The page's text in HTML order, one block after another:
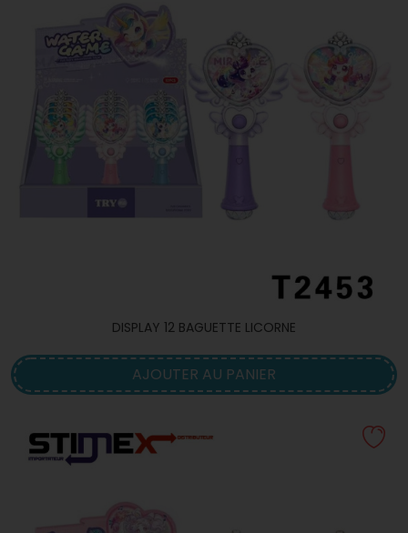
DISPLAY 12 BAGUETTE LICORNE
AJOUTER AU PANIER